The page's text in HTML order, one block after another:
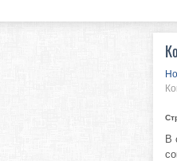
В